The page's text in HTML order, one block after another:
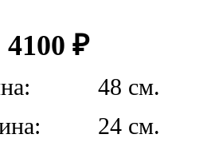
4100 ₽
48 см.
24 см.